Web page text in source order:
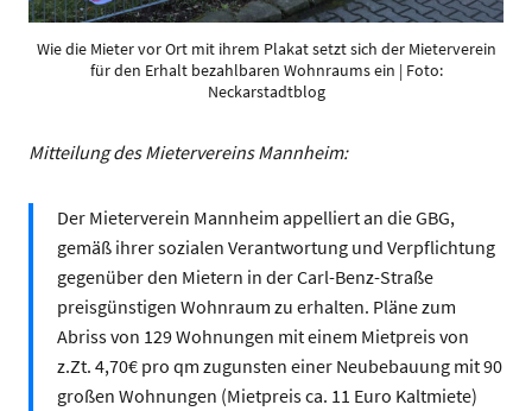
Wie die Mieter vor Ort mit ihrem Plakat setzt sich der Mieterverein
für den Erhalt bezahlbaren Wohnraums ein | Foto:
Neckarstadtblog
Mitteilung des Mietervereins Mannheim:
Der Mieterverein Mannheim appelliert an die GBG,
gemäß ihrer sozialen Verantwortung und Verpflichtung
gegenüber den Mietern in der Carl-Benz-Straße
preisgünstigen Wohnraum zu erhalten. Pläne zum
Abriss von 129 Wohnungen mit einem Mietpreis von
z.Zt. 4,70€ pro qm zugunsten einer Neubebauung mit 90
großen Wohnungen (Mietpreis ca. 11 Euro Kaltmiete)